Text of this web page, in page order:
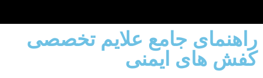
راهنمای جامع علایم تخصصی
کفش های ایمنی